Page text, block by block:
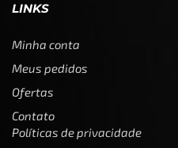
LINKS
Minha conta
Meus pedidos
Ofertas
Contato
Políticas de privacidade